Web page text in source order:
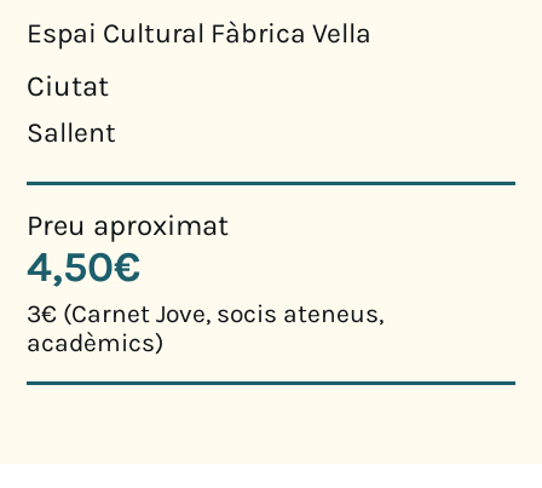
Espai Cultural Fàbrica Vella
Ciutat
Sallent
Preu aproximat
4,50€
3€ (Carnet Jove, socis ateneus,
acadèmics)